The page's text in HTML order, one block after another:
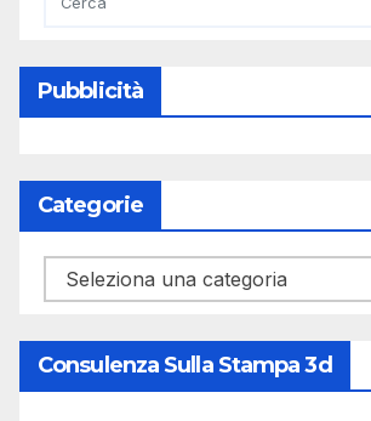
Pubblicità
Categorie
Categorie
Consulenza Sulla Stampa 3d